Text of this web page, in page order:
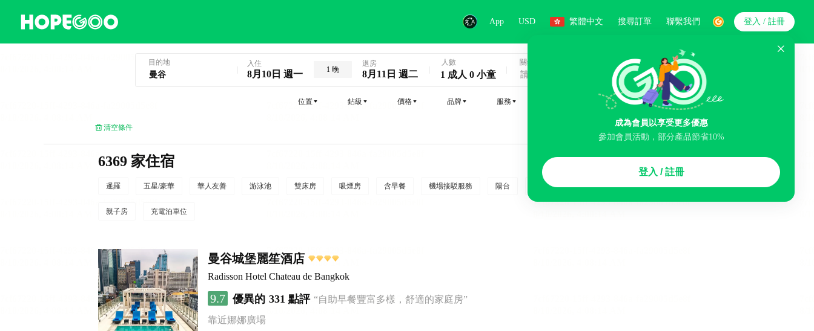
App USD 繁體中文 搜尋訂單 聯繫我們
成為會員以享受更多優惠
參加會員活動，部分產品節省10%
登入 / 註冊
登入 / 註冊
目的地 入住
8月10日 週一 1 晚
退房
8月11日 週二
人數
1 成人 0 小童
關鍵字
搜索
位置 鉆級 價格 品牌 服務
清空條件
6369 家住宿
暹羅 五星/豪華 華人友善 游泳池 雙床房 吸煙房 含早餐 機場接駁服務 陽台 行李寄存服務 免費取消 民宿 泊車場
親子房 充電泊車位
曼谷城堡麗笙酒店
Radisson Hotel Chateau de Bangkok
9.7 優異的 331 點評 “自助早餐豐富多樣，舒適的家庭房”
靠近娜娜廣場